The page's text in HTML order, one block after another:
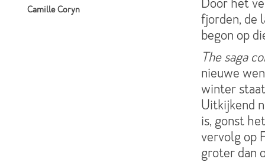
Camille Coryn
Door het
fjorden, de
begon op
The saga
nieuwe
winter
Uitkijkend
is, gonst
vervolg op
groter dan